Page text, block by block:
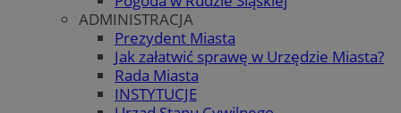
ADMINISTRACJA
Prezydent Miasta
Jak załatwić sprawę w Urzędzie Miasta?
Rada Miasta
INSTYTUCJE